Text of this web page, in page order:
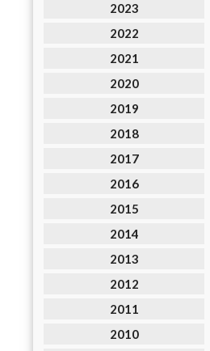
2023
2022
2021
2020
2019
2018
2017
2016
2015
2014
2013
2012
2011
2010